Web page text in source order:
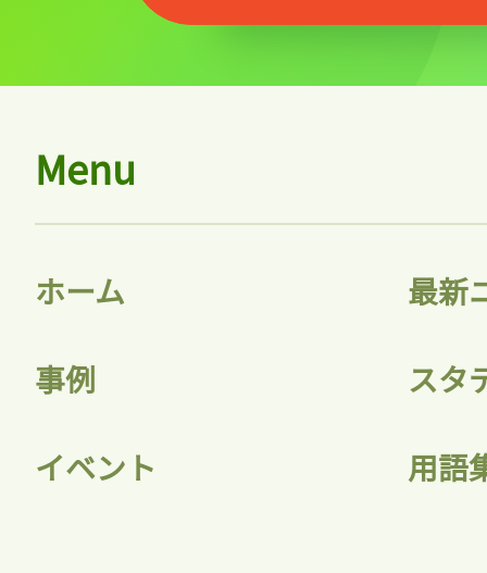
Menu
ホーム 最新
事例 スタ
イベント 用語